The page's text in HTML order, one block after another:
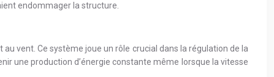
endommager la structure.
vent. Ce système joue un rôle crucial dans la régulation de la
une production d’énergie constante même lorsque la vitesse